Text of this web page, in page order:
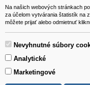
Na našich webových stránkach
za účelom vytvárania štatistík na
môžete prijať alebo odmietnuť
Nevyhnutné súbory
Analytické
Marketingové
VEST - tech s.r.o.
Hviezdoslavova 280/
Slovakia (Slovak